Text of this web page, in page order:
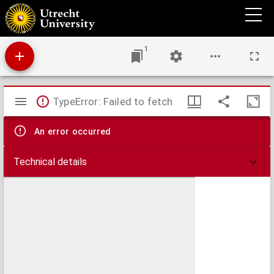
Algemeene kaart van Centraal-Europa, naar de beste kaarten en bronnen ontworpen
1
Mirador
viewer
TypeError: Failed to fetch
An error occurred
Technical details